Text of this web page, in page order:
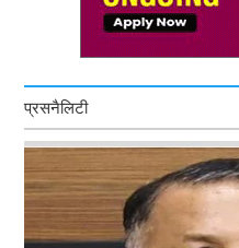
प्रसनैलिटी